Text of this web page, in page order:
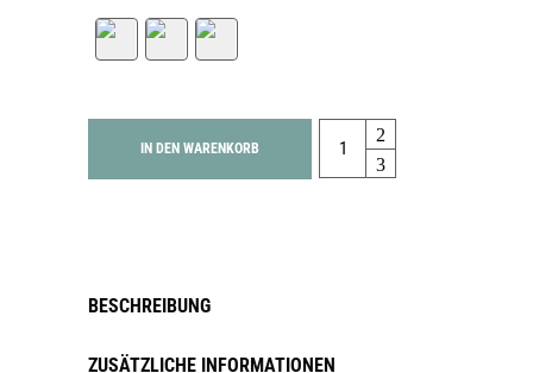
Quantity
IN DEN WARENKORB
BESCHREIBUNG
ZUSÄTZLICHE INFORMATIONEN